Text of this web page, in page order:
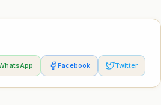
Facebook Twitter